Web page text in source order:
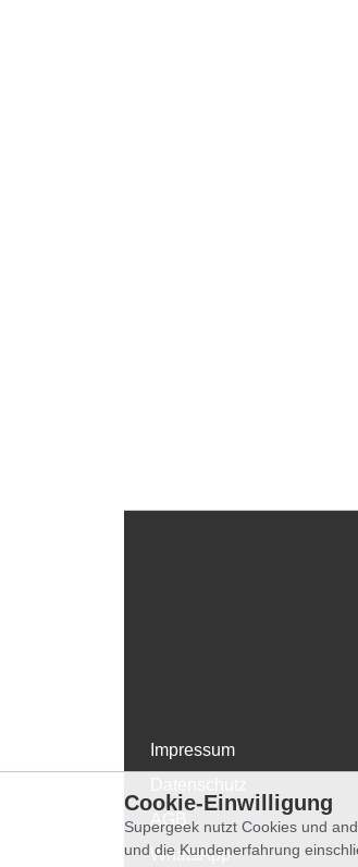
Impressum
WhatsApp
Cookie-Einwilligung
Supergeek nutzt Cookies und
und die Kundenerfahrung